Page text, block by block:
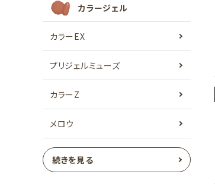
カラージェル
カラーEX
プリジェルミューズ
カラーZ
メロウ
続きを見る